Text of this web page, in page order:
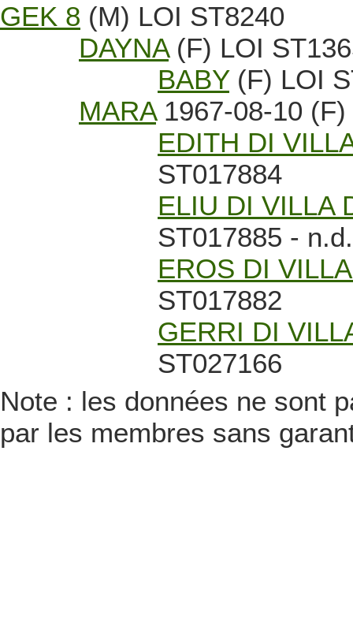
GEK 8 (M) LOI ST8240
DAYNA(F) LOI
BABY(F) LOI
MARA1967-08-10 (F)
EDITH DI
ST017884
ELIU DI VILLA
ST017885 - n.d.
EROS DI
ST017882
GERRI DI
ST027166
Note : les données ne sont
par les membres sans